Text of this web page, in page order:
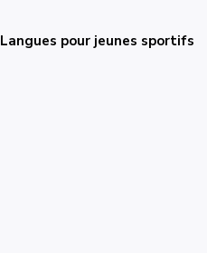
Langues pour jeunes sportifs